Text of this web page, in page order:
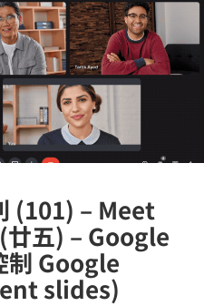
(101) – Meet
廿五) – Google
制 Google
slides)